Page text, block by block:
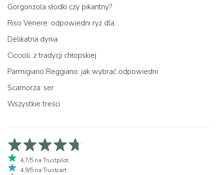
Gorgonzola słodki czy pikantny?
Riso Venere: odpowiedni ryż dla...
Delikatna dynia
Ciccioli, z tradycji chłopskiej
Parmigiano Reggiano: jak wybrać odpowiedni
Scamorza: ser
Wszystkie treści
4,7/5 na Trustpilot
4,9/5 na Trustcart